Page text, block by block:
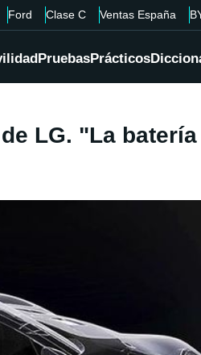
Ford Clase C Ventas España
PruebasPrácticos
LG. "La